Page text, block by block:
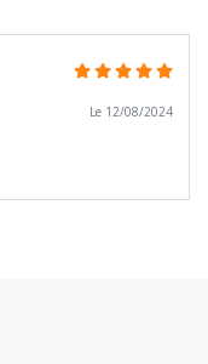
Le 12/08/2024